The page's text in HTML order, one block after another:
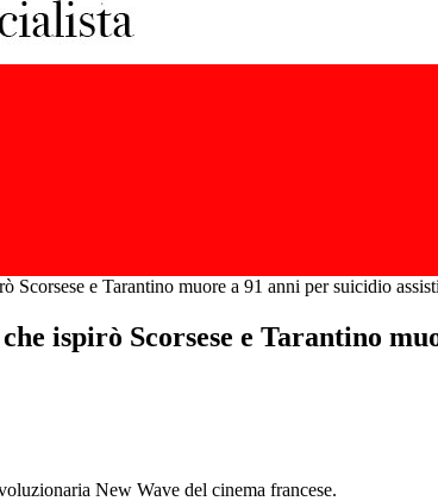
Scorsese e Tarantino muore a 91 anni per suicidio
ispirò Scorsese e Tarantino
New Wave del cinema francese.